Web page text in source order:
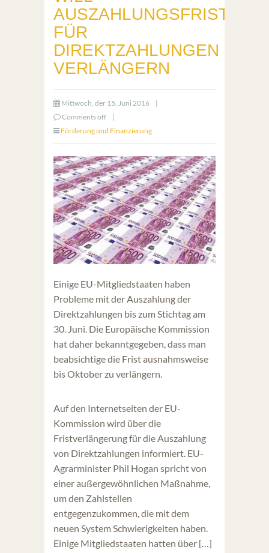
AUSZAHLUNGSFRIST
FÜR
DIREKTZAHLUNGEN
VERLÄNGERN
Mittwoch, der 15. Juni 2016
|
Comments off
|
Förderung und Finanzierung
Einige EU-Mitgliedstaaten haben
Probleme mit der Auszahlung der
Direktzahlungen bis zum Stichtag am
30. Juni. Die Europäische Kommission
hat daher bekanntgegeben, dass man
beabsichtige die Frist ausnahmsweise
bis Oktober zu verlängern.
Auf den Internetseiten der EU-
Kommission wird über die
Fristverlängerung für die Auszahlung
von Direktzahlungen informiert. EU-
Agrarminister Phil Hogan spricht von
einer außergewöhnlichen Maßnahme,
um den Zahlstellen
entgegenzukommen, die mit dem
neuen System Schwierigkeiten haben.
Einige Mitgliedstaaten hatten über […]